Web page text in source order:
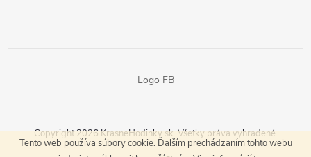
Tento web používa súbory cookie. Ďalším prechádzaním tohto webu
Logo FB
Copyright 2026 KrasneHodinky.sk. Všetky práva vyhradené.